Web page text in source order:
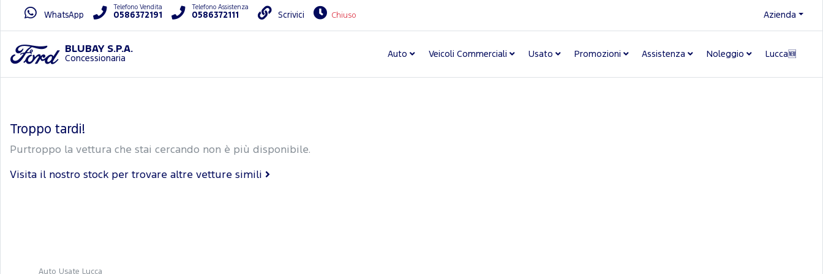
WhatsApp
Telefono Vendita
0586372191
Telefono Assistenza
0586372111 Scrivici Chiuso Azienda
BLUBAY S.P.A.
Concessionaria Auto Veicoli Commerciali Usato Promozioni Assistenza Noleggio Lucca🆕
Troppo tardi!
Purtroppo la vettura che stai cercando non è più disponibile.
Visita il nostro stock per trovare altre vetture simili
Auto Usate Lucca